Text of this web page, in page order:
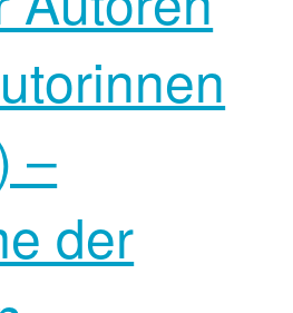
–
der